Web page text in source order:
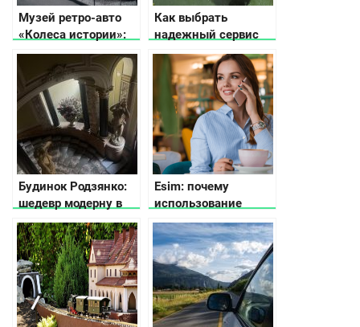
Музей ретро-авто
«Колеса истории»:
путешествие в
прошлое
автомобильного
мира
Как выбрать
надежный сервис
по ремонту
гидронасосов
Будинок Родзянко:
шедевр модерну в
центрі Києва
Esim: почему
использование
стало популярным